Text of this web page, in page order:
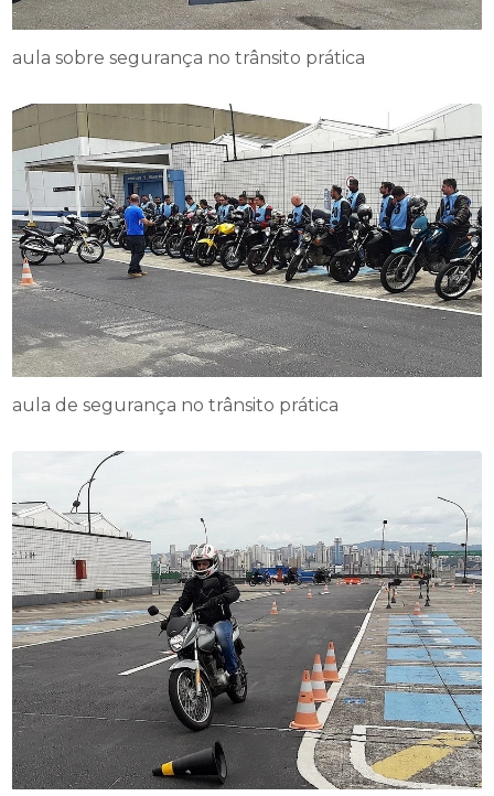
aula sobre segurança no trânsito prática
aula de segurança no trânsito prática